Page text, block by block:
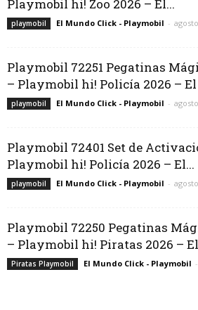
Playmobil hi! Zoo 2026 – El...
playmobil El Mundo Click - Playmobil -
Playmobil 72251 Pegatinas
– Playmobil hi! Policía 2026 –
playmobil El Mundo Click - Playmobil -
Playmobil 72401 Set de
Playmobil hi! Policía 2026 – El...
playmobil El Mundo Click - Playmobil -
Playmobil 72250 Pegatinas
– Playmobil hi! Piratas 2026 –
Piratas Playmobil El Mundo Click - Playmobil -